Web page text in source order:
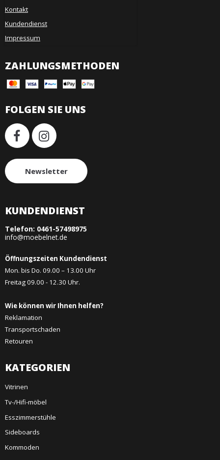
Kontakt
Kundendienst
Impressum
ZAHLUNGSMETHODEN
FOLGEN SIE UNS
Newsletter
KUNDENDIENST
Telefon: 0461-57498975
info@moebelnet.de
Öffnungszeiten Kundendienst
Mon. bis Do. 09.00 – 13.00 Uhr
Freitag 09.00 - 12.30 Uhr.
Wie können wir Ihnen helfen?
Reklamation
Transportschaden
Retouren
KATEGORIEN
Vitrinen
Tv-/Hifi-möbel
Esszimmerstühle
Sideboards
Kommoden